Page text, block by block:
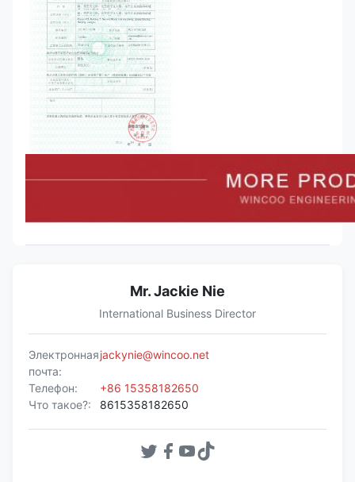
Mr. Jackie Nie
International Business Director
Электронная
почта:
jackynie@wincoo.net
Телефон:
+86 15358182650
Что такое?:
8615358182650